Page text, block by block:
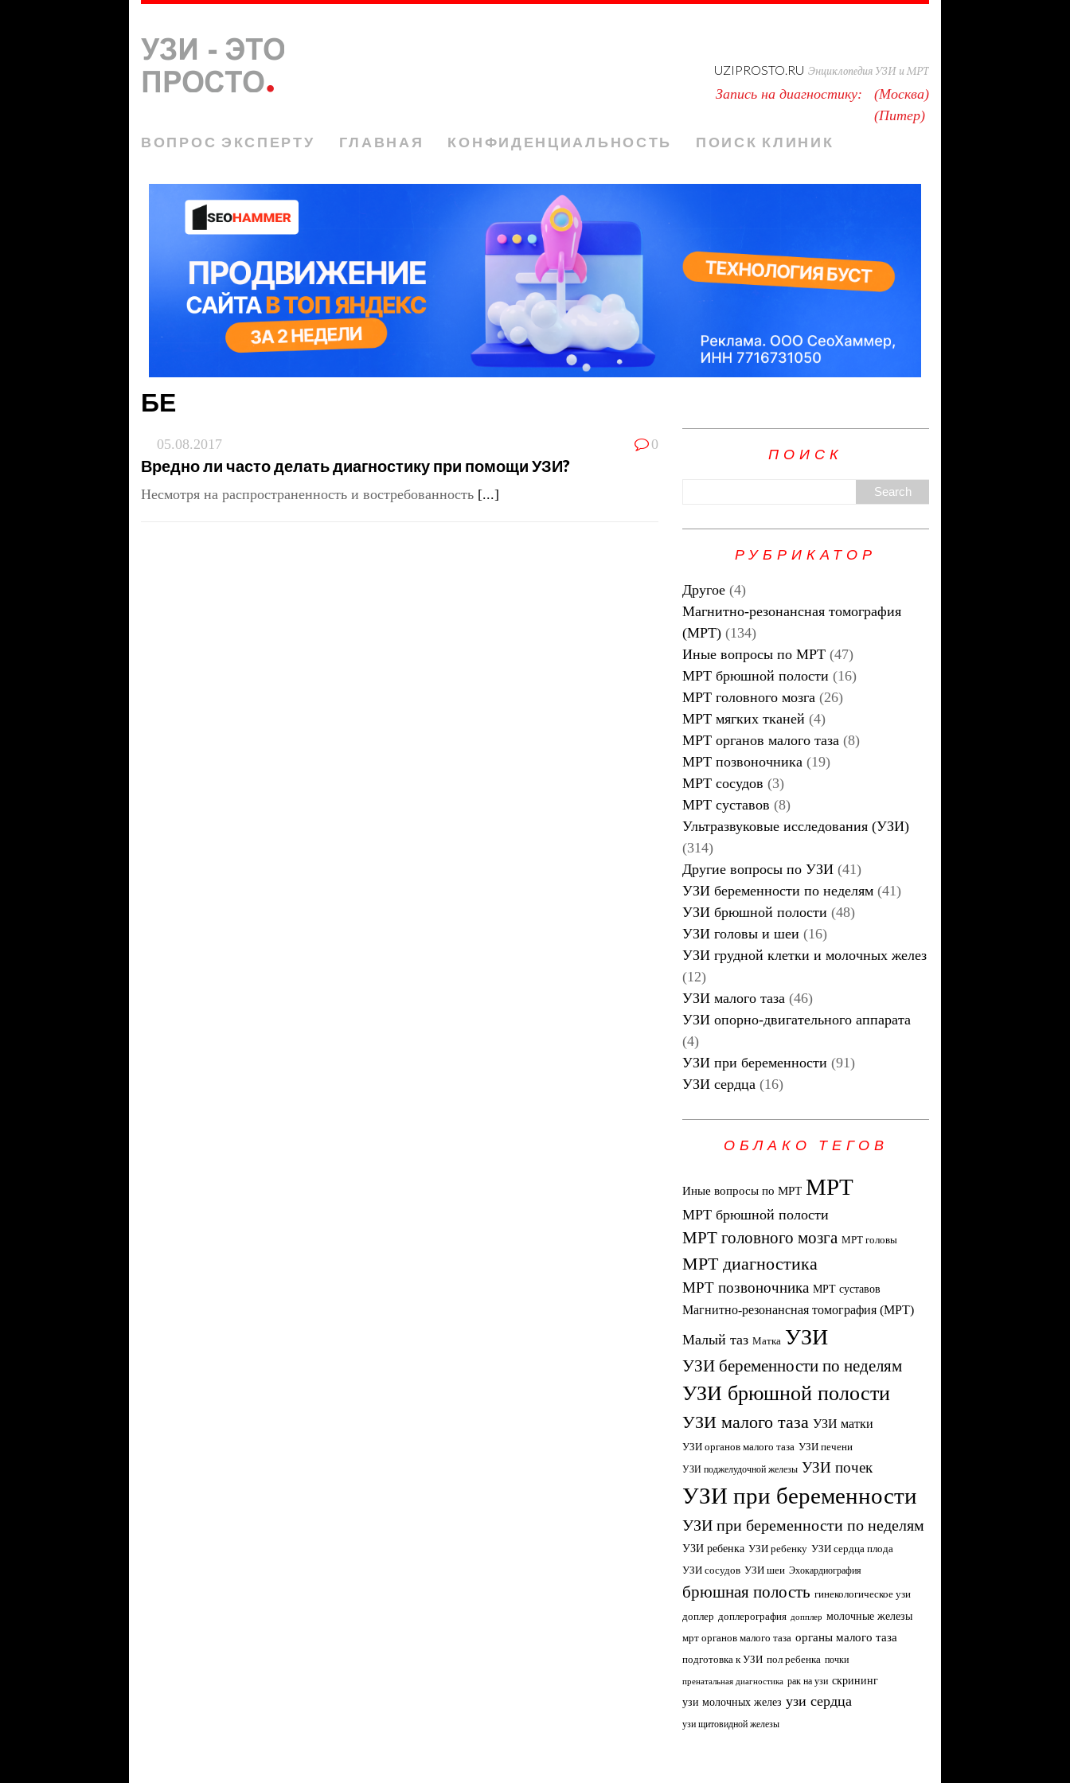
UZIPROSTO.RU Энциклопедия УЗИ и МРТ
Запись на диагностику:
Москва
Питер
ВОПРОС ЭКСПЕРТУ ГЛАВНАЯ КОНФИДЕНЦИАЛЬНОСТЬ ПОИСК КЛИНИК
БЕ
05.08.2017 0
Вредно ли часто делать диагностику при помощи УЗИ?
Несмотря на распространенность и востребованность [...]
ПОИСК
РУБРИКАТОР
Другое (4)
Магнитно-резонансная томография
(МРТ) (134)
Иные вопросы по МРТ (47)
МРТ брюшной полости (16)
МРТ головного мозга (26)
МРТ мягких тканей (4)
МРТ органов малого таза (8)
МРТ позвоночника (19)
МРТ сосудов (3)
МРТ суставов (8)
Ультразвуковые исследования (УЗИ)
(314)
Другие вопросы по УЗИ (41)
УЗИ беременности по неделям (41)
УЗИ брюшной полости (48)
УЗИ головы и шеи (16)
УЗИ грудной клетки и молочных желез
(12)
УЗИ малого таза (46)
УЗИ опорно-двигательного аппарата
(4)
УЗИ при беременности (91)
УЗИ сердца (16)
ОБЛАКО ТЕГОВ
Иные вопросы по МРТ МРТ
МРТ брюшной полости
МРТ головного мозга МРТ головы
МРТ диагностика
МРТ позвоночника МРТ суставов
Магнитно-резонансная томография (МРТ)
Малый таз Матка УЗИ
УЗИ беременности по неделям
УЗИ брюшной полости
УЗИ малого таза УЗИ матки
УЗИ органов малого таза УЗИ печени
УЗИ поджелудочной железы УЗИ почек
УЗИ при беременности
УЗИ при беременности по неделям
УЗИ ребенка УЗИ ребенку УЗИ сердца плода
УЗИ сосудов УЗИ шеи Эхокардиография
брюшная полость гинекологическое узи
доплер доплерография допплер молочные железы
мрт органов малого таза органы малого таза
подготовка к УЗИ пол ребенка почки
пренатальная диагностика рак на узи скрининг
узи молочных желез узи сердца
узи щитовидной железы